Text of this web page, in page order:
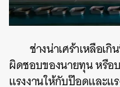
ช่างน่าเศร้าเหลือเ
ผิดชอบของนายทุน หรือ
แรงงานให้กับป๊อดและแ